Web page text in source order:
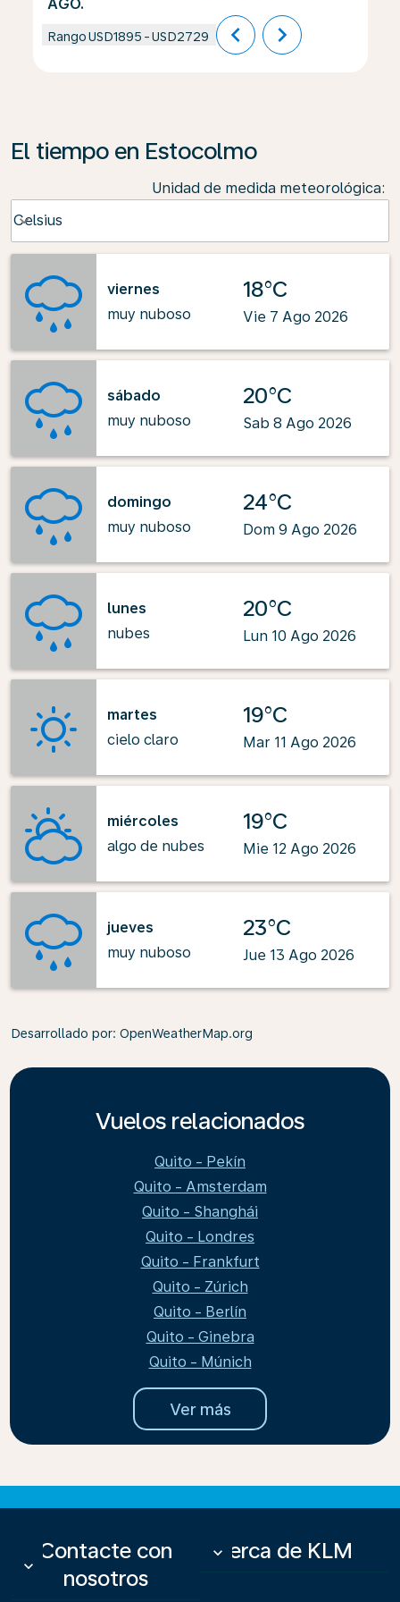
AGO.
RangoUSD1895 -USD2729 chevron_left chevron_right
El tiempo en Estocolmo
Unidad de medida meteorológica:
Celsius
keyboard_arrow_down
viernes
muy nuboso
18°C
Vie 7 Ago 2026
sábado
muy nuboso
20°C
Sab 8 Ago 2026
domingo
muy nuboso
24°C
Dom 9 Ago 2026
lunes
nubes
20°C
Lun 10 Ago 2026
martes
cielo claro
19°C
Mar 11 Ago 2026
miércoles
algo de nubes
19°C
Mie 12 Ago 2026
jueves
muy nuboso
23°C
Jue 13 Ago 2026
Desarrollado por: OpenWeatherMap.org
Vuelos relacionados
Quito - Pekín
Quito - Amsterdam
Quito - Shanghái
Quito - Londres
Quito - Frankfurt
Quito - Zúrich
Quito - Berlín
Quito - Ginebra
Quito - Múnich
Ver más
Contacte con
nosotros
keyboard_arrow_down
Acerca de KLM
keyboard_arrow_down